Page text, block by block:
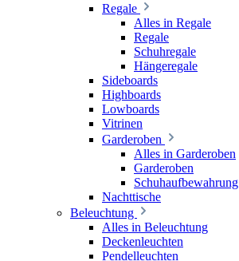
Regale
Alles in Regale
Regale
Schuhregale
Hängeregale
Sideboards
Highboards
Lowboards
Vitrinen
Garderoben
Alles in Garderoben
Garderoben
Schuhaufbewahrung
Nachttische
Beleuchtung
Alles in Beleuchtung
Deckenleuchten
Pendelleuchten